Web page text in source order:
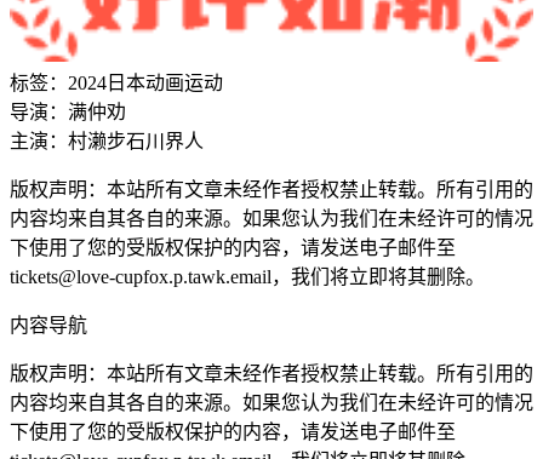
标签： 2024 日本动画运动
导演： 满仲劝
主演： 村濑步石川界人
版权声明：本站所有文章未经作者授权禁止转载。所有引用的
内容均来自其各自的来源。如果您认为我们在未经许可的情况
下使用了您的受版权保护的内容，请发送电子邮件至
tickets@love-cupfox.p.tawk.email，我们将立即将其删除。
内容导航
版权声明：本站所有文章未经作者授权禁止转载。所有引用的
内容均来自其各自的来源。如果您认为我们在未经许可的情况
下使用了您的受版权保护的内容，请发送电子邮件至